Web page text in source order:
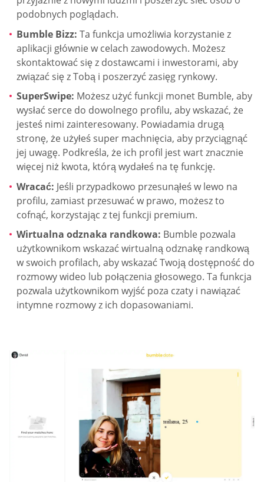
podobnych poglądach.
Bumble Bizz: Ta funkcja umożliwia korzystanie z
aplikacji głównie w celach zawodowych. Możesz
skontaktować się z dostawcami i inwestorami, aby
związać się z Tobą i poszerzyć zasięg rynkowy.
SuperSwipe: Możesz użyć funkcji monet Bumble, aby
wysłać serce do dowolnego profilu, aby wskazać, że
jesteś nimi zainteresowany. Powiadamia drugą
stronę, że użyłeś super machnięcia, aby przyciągnąć
jej uwagę. Podkreśla, że ich profil jest wart znacznie
więcej niż kwota, którą wydałeś na tę funkcję.
Wracać: Jeśli przypadkowo przesunąłeś w lewo na
profilu, zamiast przesuwać w prawo, możesz to
cofnąć, korzystając z tej funkcji premium.
Wirtualna odznaka randkowa: Bumble pozwala
użytkownikom wskazać wirtualną odznakę randkową
w swoich profilach, aby wskazać Twoją dostępność do
rozmowy wideo lub połączenia głosowego. Ta funkcja
pozwala użytkownikom wyjść poza czaty i nawiązać
intymne rozmowy z ich dopasowaniami.